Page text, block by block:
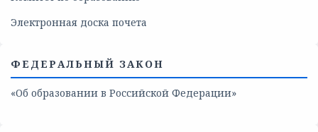
Электронная доска почета
ФЕДЕРАЛЬНЫЙ ЗАКОН
«Об образовании в Российской Федерации»